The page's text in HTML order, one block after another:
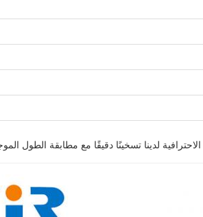
لدينا تسخينًا دقيقًا مع مطابقة الطول الموجي الأمثل، مما